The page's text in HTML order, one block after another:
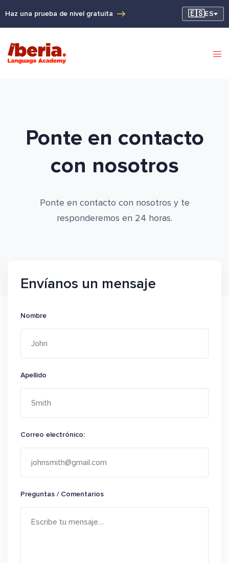
Haz una prueba de nivel gratuita 🇪🇸ES
Ponte en contacto
con nosotros
Ponte en contacto con nosotros y te
responderemos en 24 horas.
Envíanos un mensaje
Nombre
Apellido
Correo electrónico:
Preguntas / Comentarios